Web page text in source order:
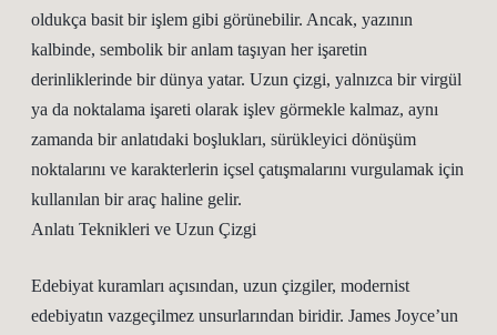
oldukça basit bir işlem gibi görünebilir. Ancak, yazının
kalbinde, sembolik bir anlam taşıyan her işaretin
derinliklerinde bir dünya yatar. Uzun çizgi, yalnızca bir virgül
ya da noktalama işareti olarak işlev görmekle kalmaz, aynı
zamanda bir anlatıdaki boşlukları, sürükleyici dönüşüm
noktalarını ve karakterlerin içsel çatışmalarını vurgulamak için
kullanılan bir araç haline gelir.
Anlatı Teknikleri ve Uzun Çizgi
Edebiyat kuramları açısından, uzun çizgiler, modernist
edebiyatın vazgeçilmez unsurlarından biridir. James Joyce’un